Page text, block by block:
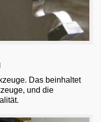
Das beinhaltet
und die